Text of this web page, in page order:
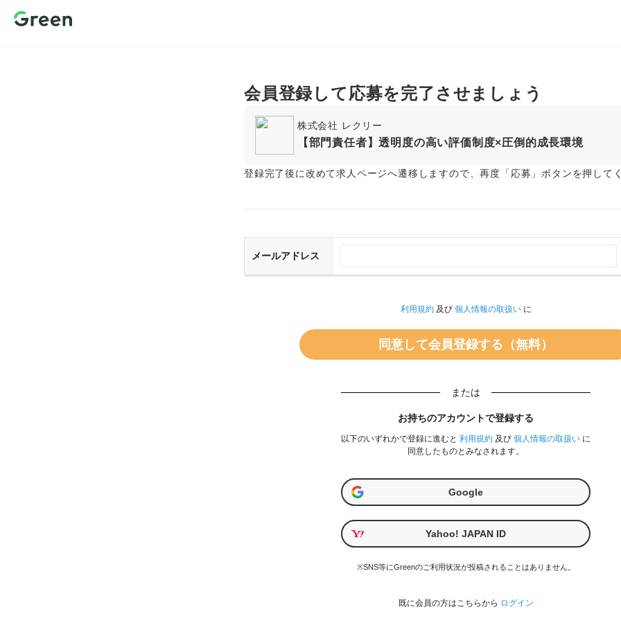
会員登録して応募を完了させましょう
株式会社 レクリー
【部門責任者】透明度の高い評価制度×圧倒的成長環境
登録完了後に改めて求人ページへ遷移しますので、再度「応募」ボタンを押して
メールアドレス
利用規約及び 個人情報の取扱いに
または
お持ちのアカウントで登録する
以下のいずれかで登録に進むと 利用規約 及び 個人情報の取扱い に
同意したものとみなされます。
Google
Yahoo! JAPAN ID
※SNS等にGreenのご利用状況が投稿されることはありません。
既に会員の方はこちらから ログイン